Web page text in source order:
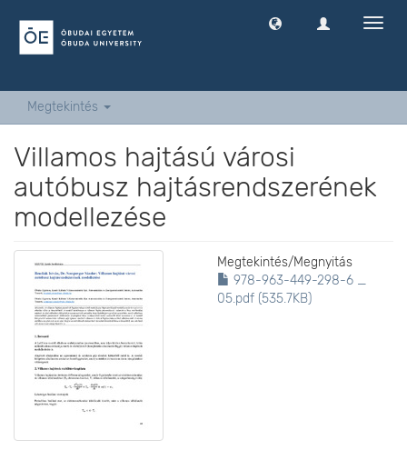
Megtekintés
Villamos hajtású városi
autóbusz hajtásrendszerének
modellezése
Megtekintés/Megnyitás
978-963-449-298-6 _
05.pdf (535.7KB)